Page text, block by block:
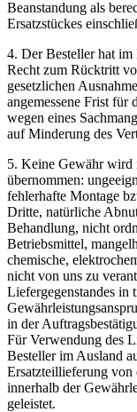
Beanstandung als
Ersatzstückes
4. Der Besteller hat im
Recht zum Rücktritt
gesetzlichen
angemessene Frist für
wegen eines
auf Minderung des
5. Keine Gewähr wird
übernommen:
fehlerhafte Montage
Dritte, natürliche
Behandlung, nicht
Betriebsmittel,
chemische,
nicht von uns zu
Liefergegenstandes in
in der
Für Verwendung des
Besteller im Ausland
Ersatzteillieferung von
innerhalb der
geleistet.